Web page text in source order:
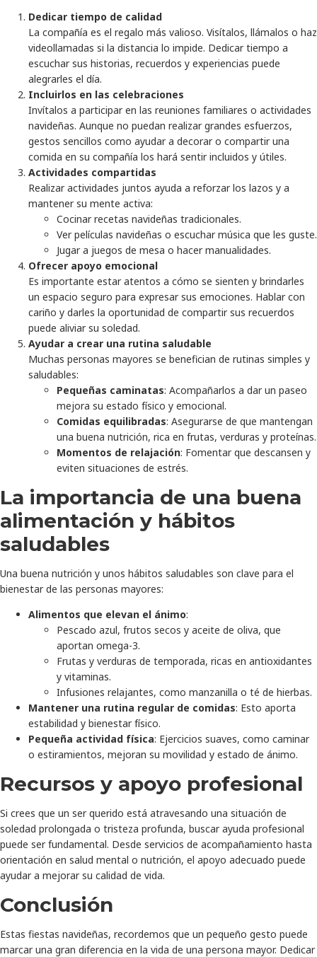
Dedicar tiempo de calidad
La compañía es el regalo más valioso. Visítalos, llámalos o haz
videollamadas si la distancia lo impide. Dedicar tiempo a
escuchar sus historias, recuerdos y experiencias puede
alegrarles el día.
Incluirlos en las celebraciones
Invítalos a participar en las reuniones familiares o actividades
navideñas. Aunque no puedan realizar grandes esfuerzos,
gestos sencillos como ayudar a decorar o compartir una
comida en su compañía los hará sentir incluidos y útiles.
Actividades compartidas
Realizar actividades juntos ayuda a reforzar los lazos y a
mantener su mente activa:
Cocinar recetas navideñas tradicionales.
Ver películas navideñas o escuchar música que les guste.
Jugar a juegos de mesa o hacer manualidades.
Ofrecer apoyo emocional
Es importante estar atentos a cómo se sienten y brindarles
un espacio seguro para expresar sus emociones. Hablar con
cariño y darles la oportunidad de compartir sus recuerdos
puede aliviar su soledad.
Ayudar a crear una rutina saludable
Muchas personas mayores se benefician de rutinas simples y
saludables:
Pequeñas caminatas: Acompañarlos a dar un paseo
mejora su estado físico y emocional.
Comidas equilibradas: Asegurarse de que mantengan
una buena nutrición, rica en frutas, verduras y proteínas.
Momentos de relajación: Fomentar que descansen y
eviten situaciones de estrés.
La importancia de una buena
alimentación y hábitos
saludables
Una buena nutrición y unos hábitos saludables son clave para el
bienestar de las personas mayores:
Alimentos que elevan el ánimo:
Pescado azul, frutos secos y aceite de oliva, que
aportan omega-3.
Frutas y verduras de temporada, ricas en antioxidantes
y vitaminas.
Infusiones relajantes, como manzanilla o té de hierbas.
Mantener una rutina regular de comidas: Esto aporta
estabilidad y bienestar físico.
Pequeña actividad física: Ejercicios suaves, como caminar
o estiramientos, mejoran su movilidad y estado de ánimo.
Recursos y apoyo profesional
Si crees que un ser querido está atravesando una situación de
soledad prolongada o tristeza profunda, buscar ayuda profesional
puede ser fundamental. Desde servicios de acompañamiento hasta
orientación en salud mental o nutrición, el apoyo adecuado puede
ayudar a mejorar su calidad de vida.
Conclusión
Estas fiestas navideñas, recordemos que un pequeño gesto puede
marcar una gran diferencia en la vida de una persona mayor. Dedicar